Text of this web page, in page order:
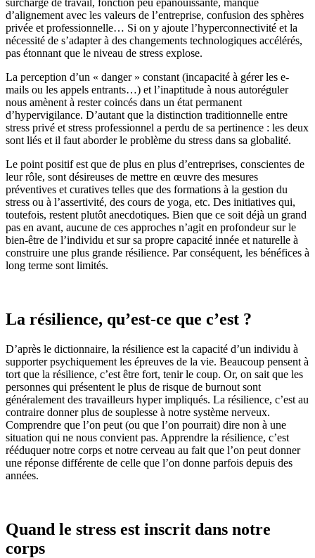
surcharge de travail, fonction peu épanouissante, manque
d’alignement avec les valeurs de l’entreprise, confusion des sphères
privée et professionnelle… Si on y ajoute l’hyperconnectivité et la
nécessité de s’adapter à des changements technologiques accélérés,
pas étonnant que le niveau de stress explose.
La perception d’un « danger » constant (incapacité à gérer les e-
mails ou les appels entrants…) et l’inaptitude à nous autoréguler
nous amènent à rester coincés dans un état permanent
d’hypervigilance. D’autant que la distinction traditionnelle entre
stress privé et stress professionnel a perdu de sa pertinence : les deux
sont liés et il faut aborder le problème du stress dans sa globalité.
Le point positif est que de plus en plus d’entreprises, conscientes de
leur rôle, sont désireuses de mettre en œuvre des mesures
préventives et curatives telles que des formations à la gestion du
stress ou à l’assertivité, des cours de yoga, etc. Des initiatives qui,
toutefois, restent plutôt anecdotiques. Bien que ce soit déjà un grand
pas en avant, aucune de ces approches n’agit en profondeur sur le
bien-être de l’individu et sur sa propre capacité innée et naturelle à
construire une plus grande résilience. Par conséquent, les bénéfices à
long terme sont limités.
La résilience, qu’est-ce que c’est ?
D’après le dictionnaire, la résilience est la capacité d’un individu à
supporter psychiquement les épreuves de la vie. Beaucoup pensent à
tort que la résilience, c’est être fort, tenir le coup. Or, on sait que les
personnes qui présentent le plus de risque de burnout sont
généralement des travailleurs hyper impliqués. La résilience, c’est au
contraire donner plus de souplesse à notre système nerveux.
Comprendre que l’on peut (ou que l’on pourrait) dire non à une
situation qui ne nous convient pas. Apprendre la résilience, c’est
rééduquer notre corps et notre cerveau au fait que l’on peut donner
une réponse différente de celle que l’on donne parfois depuis des
années.
Quand le stress est inscrit dans notre
corps